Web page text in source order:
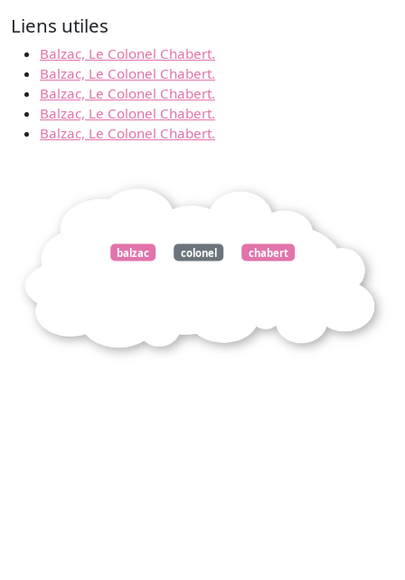
Liens utiles
Balzac, Le Colonel Chabert.
Balzac, Le Colonel Chabert.
Balzac, Le Colonel Chabert.
Balzac, Le Colonel Chabert.
Balzac, Le Colonel Chabert.
balzac colonel chabert